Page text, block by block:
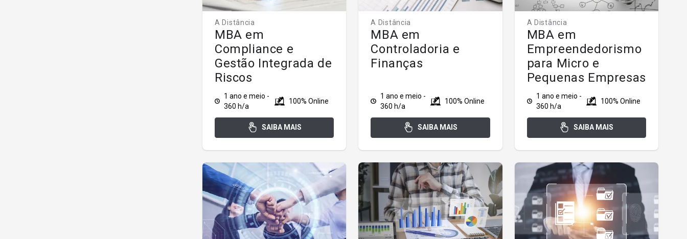
A Distância
MBA em
Compliance e
Gestão Integrada de
Riscos
1 ano e meio -
360 h/a
100% Online
SAIBA MAIS
A Distância
MBA em
Controladoria e
Finanças
1 ano e meio -
360 h/a
100% Online
SAIBA MAIS
A Distância
MBA em
Empreendedorismo
para Micro e
Pequenas Empresas
1 ano e meio -
360 h/a
100% Online
SAIBA MAIS